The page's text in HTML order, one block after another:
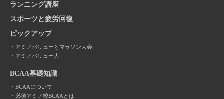
ランニング講座
スポーツと疲労回復
ピックアップ
アミノバリューとマラソン大会
アミノバリュー人
BCAA基礎知識
BCAAについて
必須アミノ酸BCAAとは